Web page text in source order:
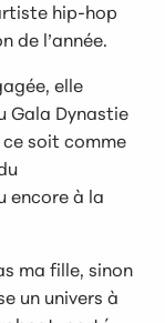
hip-hop
de l’année.
elle
Gala Dynastie
soit comme
encore à la
ma fille, sinon
un univers à